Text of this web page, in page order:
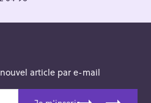
article par e-mail